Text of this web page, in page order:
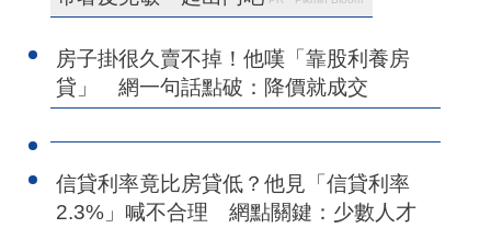
房子掛很久賣不掉！他嘆「靠股利養房
貸」 網一句話點破：降價就成交
信貸利率竟比房貸低？他見「信貸利率
2.3%」喊不合理 網點關鍵：少數人才